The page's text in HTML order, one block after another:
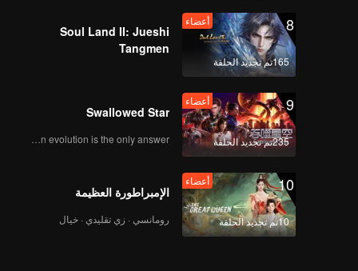
8
165تم تجديد الحلقة
أعضاء
Soul Land II: Jueshi
Tangmen
9
235تم تجديد الحلقة
أعضاء
Swallowed Star
Human evolution is the only answer.
10
10تم تجديد الحلقة
أعضاء
الإمبراطورة العظيمة
رومانسي · زي تقليدي · خيال